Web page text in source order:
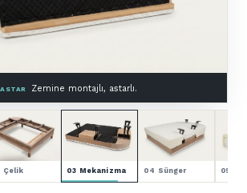
Premium HR sünger.
Çelik 03 Mekanizma 04 Sünger 05 Kol